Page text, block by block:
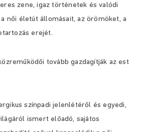
zene, igaz történetek és valódi
női életút állomásait, az örömöket, a
erejét.
tovább gazdagítják az est
színpadi jelenlétéről és egyedi,
ismert előadó, sajátos